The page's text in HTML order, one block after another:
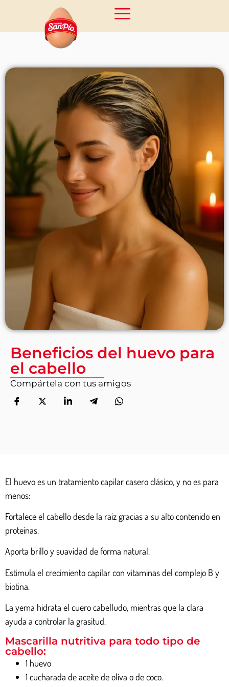
Beneficios del huevo para
el cabello
Compártela con tus amigos
El huevo es un tratamiento capilar casero clásico, y no es para
menos:
Fortalece el cabello desde la raíz gracias a su alto contenido en
proteínas.
Aporta brillo y suavidad de forma natural.
Estimula el crecimiento capilar con vitaminas del complejo B y
biotina.
La yema hidrata el cuero cabelludo, mientras que la clara
ayuda a controlar la grasitud.
Mascarilla nutritiva para todo tipo de
cabello:
1 huevo
1 cucharada de aceite de oliva o de coco.